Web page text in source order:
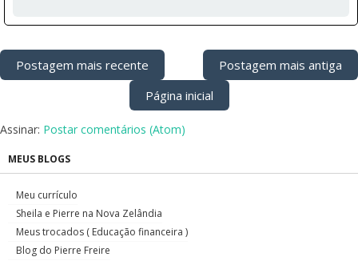
Postagem mais recente
Postagem mais antiga
Página inicial
Assinar: Postar comentários (Atom)
MEUS BLOGS
Meu currículo
Sheila e Pierre na Nova Zelândia
Meus trocados ( Educação financeira )
Blog do Pierre Freire